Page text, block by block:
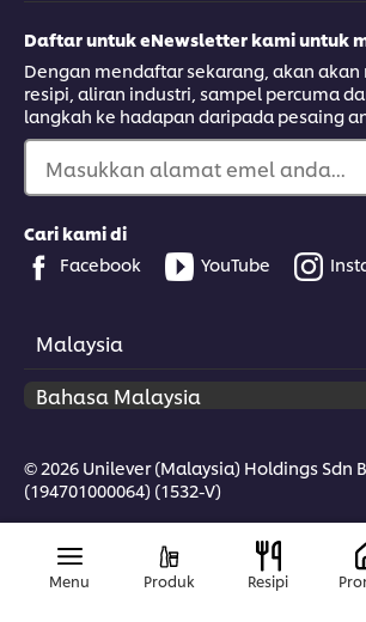
Daftar untuk eNewsletter kami untuk
Dengan mendaftar sekarang, akan
resipi, aliran industri, sampel percuma
langkah ke hadapan daripada pesaing
Masukkan alamat emel anda...
Cari kami di
Facebook
YouTube
Malaysia
© 2026 Unilever (Malaysia) Holdings Sdn
(194701000064) (1532-V)
Menu Produk Resipi